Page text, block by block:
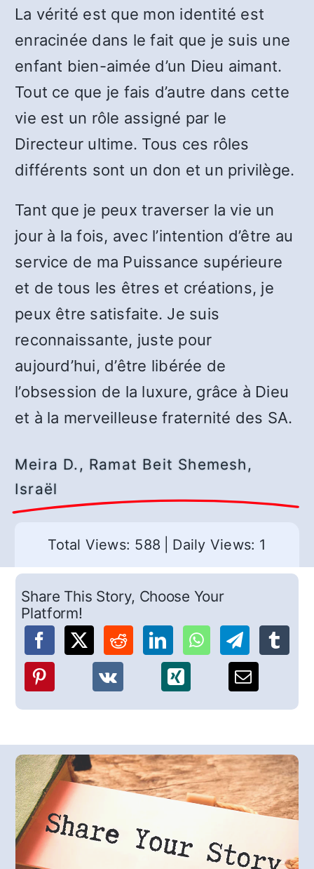
La vérité est que mon identité est
enracinée dans le fait que je suis une
enfant bien-aimée d’un Dieu aimant.
Tout ce que je fais d’autre dans cette
vie est un rôle assigné par le
Directeur ultime. Tous ces rôles
différents sont un don et un privilège.
Tant que je peux traverser la vie un
jour à la fois, avec l’intention d’être au
service de ma Puissance supérieure
et de tous les êtres et créations, je
peux être satisfaite. Je suis
reconnaissante, juste pour
aujourd’hui, d’être libérée de
l’obsession de la luxure, grâce à Dieu
et à la merveilleuse fraternité des SA.
Meira D., Ramat Beit Shemesh,
Israël
Total Views: 588 Daily Views: 1
Share This Story, Choose Your
Platform!